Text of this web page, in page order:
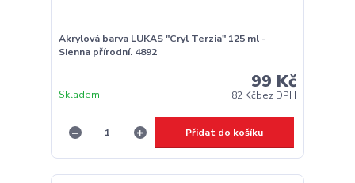
Akrylová barva LUKAS "Cryl Terzia" 125 ml -
Sienna přírodní. 4892
99 Kč
82 Kčbez DPH
Skladem
Přidat do košíku